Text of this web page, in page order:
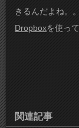
きるんだよね。。
Dropboxを使っ
関連記事